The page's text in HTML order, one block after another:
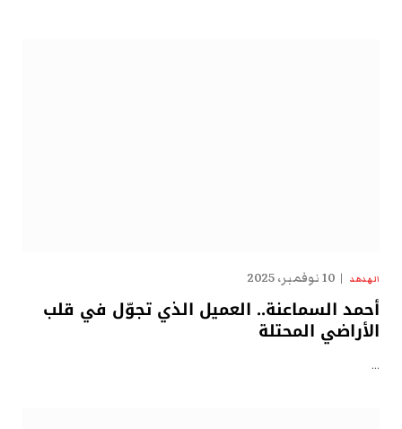
الهدهد 10 نوفمبر، 2025
أحمد السماعنة.. العميل الذي تجوّل في قلب
الأراضي المحتلة
…